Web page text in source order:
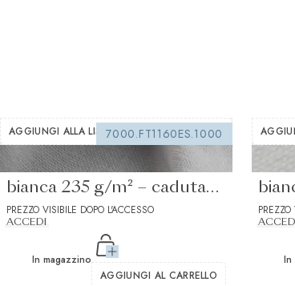
AGGIUNGI ALLA LISTA DEI DESIDERI
7000.FT1160ES.1000
Interfodera termoadesiva
bianca 235 g/m² – caduta
medio-morbida 1
PREZZO VISIBILE DOPO L'ACCESSO
ACCEDI
In magazzino
AGGIUNGI AL CARRELLO
ACCEDI
In